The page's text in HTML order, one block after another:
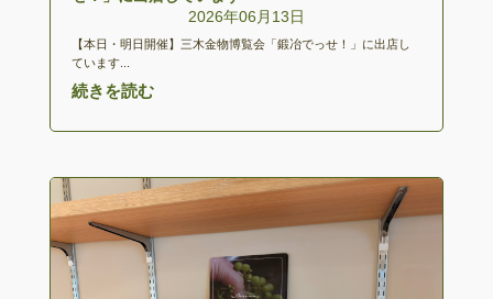
2026年06月13日
【本日・明日開催】三木金物博覧会「鍛冶でっせ！」に出店し
ています...
続きを読む